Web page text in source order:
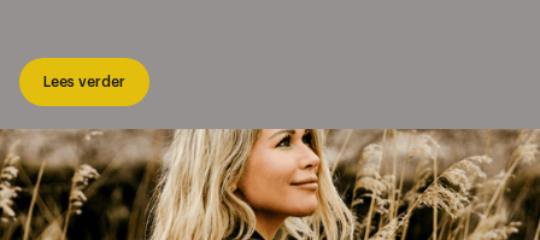
Lees verder